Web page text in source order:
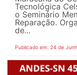
Tecnológica
o Seminário
Reparação.
de...
Publicado em: 24 de